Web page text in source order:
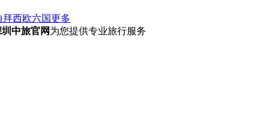
拜西欧六国更多
中旅官网为您提供专业旅行服务